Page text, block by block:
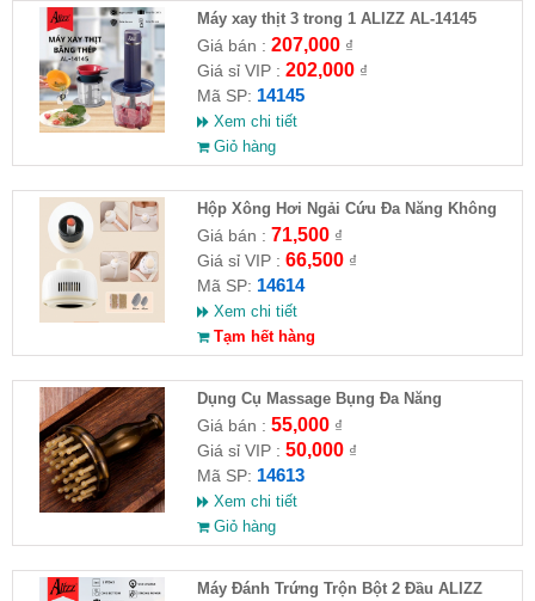
Máy xay thịt 3 trong 1 ALIZZ AL-14145
Giá bán : 207,000₫
Giá sỉ VIP : 202,000₫
Mã SP: 14145
Xem chi tiết
Giỏ hàng
Hộp Xông Hơi Ngải Cứu Đa Năng Không
Khói
Giá bán : 71,500₫
Giá sỉ VIP : 66,500₫
Mã SP: 14614
Xem chi tiết
Tạm hết hàng
Dụng Cụ Massage Bụng Đa Năng
Giá bán : 55,000₫
Giá sỉ VIP : 50,000₫
Mã SP: 14613
Xem chi tiết
Giỏ hàng
Máy Đánh Trứng Trộn Bột 2 Đầu ALIZZ